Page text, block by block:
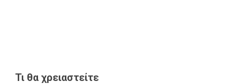
Τι θα χρειαστείτε